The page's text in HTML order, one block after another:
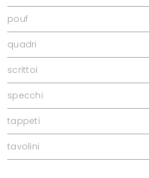
pouf
quadri
scrittoi
specchi
tappeti
tavolini